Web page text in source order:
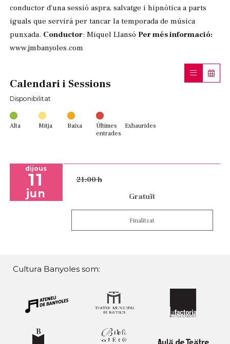
conductor d'una sessió aspra, salvatge i hipnòtica a parts
iguals que servirà per tancar la temporada de música
punxada. Conductor: Miquel Llansó Per més informació:
www.jmbanyoles.com
Calendari i Sessions
Disponibilitat
Alta Mitja Baixa
Últimes
entrades
Exhaurides
dijous
11
jun
21:00 h
Gratuït
Finalitzat
Cultura Banyoles som: